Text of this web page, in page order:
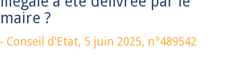
maire ?
- Conseil d'Etat, 5 juin 2025, n°489542